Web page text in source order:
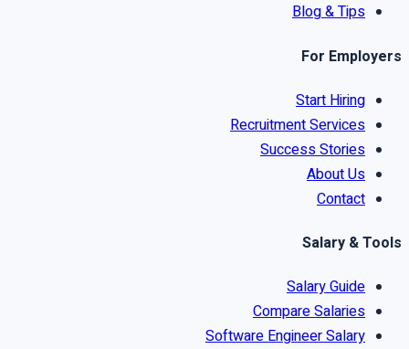
Blog & Tips
For Employers
Start Hiring
Recruitment Services
Success Stories
About Us
Contact
Salary & Tools
Salary Guide
Compare Salaries
Software Engineer Salary